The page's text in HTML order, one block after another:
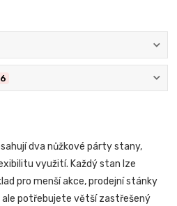
6
dva nůžkové párty stany,
využití. Každý stan lze
pro menší akce, prodejní stánky
ale potřebujete větší zastřešený